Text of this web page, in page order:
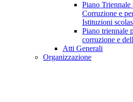
Piano Triennale
Corruzione e
Istituzioni
Piano triennale
corruzione e
Atti Generali
Organizzazione